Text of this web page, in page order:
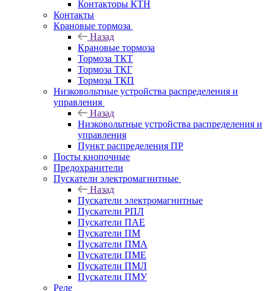
Контакторы КТН
Контакты
Крановые тормоза
Назад
Крановые тормоза
Тормоза ТКТ
Тормоза ТКГ
Тормоза ТКП
Низковольтные устройства распределения и
управления
Назад
Низковольтные устройства распределения и
управления
Пункт распределения ПР
Посты кнопочные
Предохранители
Пускатели электромагнитные
Назад
Пускатели электромагнитные
Пускатели РПЛ
Пускатели ПАЕ
Пускатели ПМ
Пускатели ПМА
Пускатели ПМЕ
Пускатели ПМЛ
Пускатели ПМУ
Реле